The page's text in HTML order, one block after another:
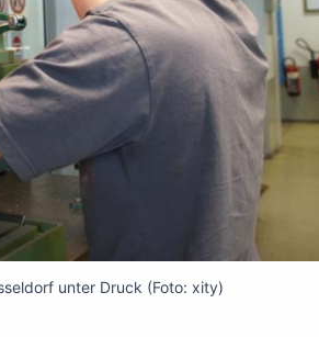
unter Druck (Foto: xity)